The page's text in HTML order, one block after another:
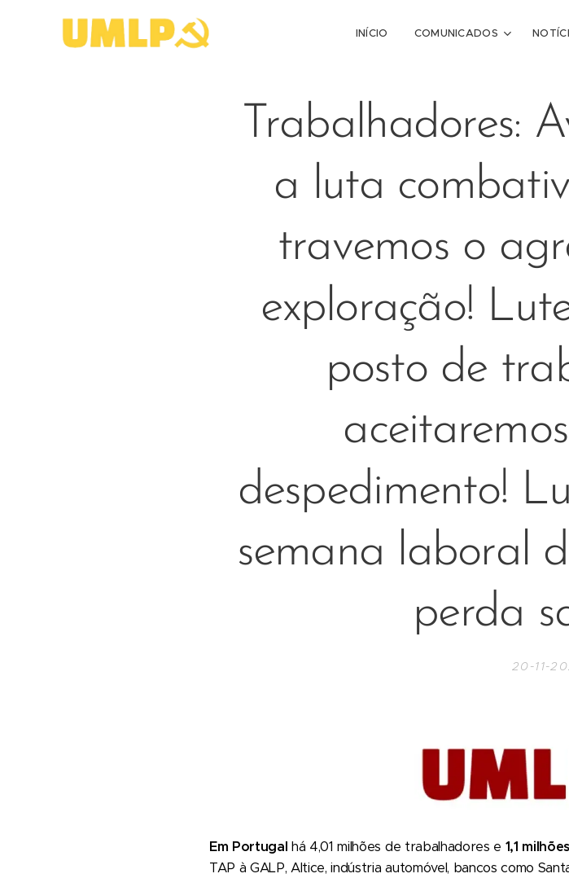
INÍCIO COMUNICADOS
Trabalhadores:
a luta
travemos o
exploração!
posto de
despedimento!
semana laboral
perda
20-11-
Em Portugal há 4,01 milhões de trabalhadores e 1,1
TAP à GALP, Altice, indústria automóvel, bancos como